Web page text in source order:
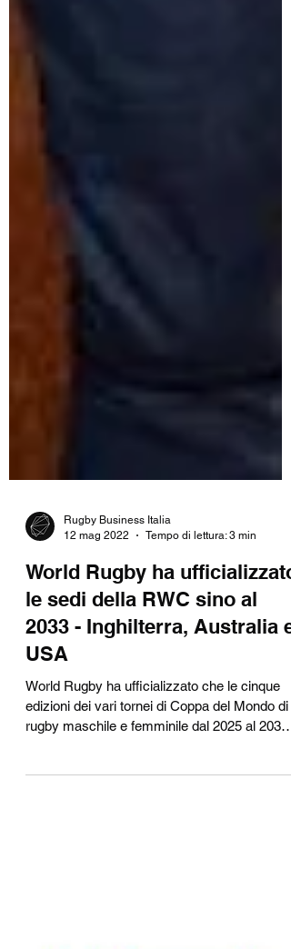
Rugby Business Italia
12 mag 2022
Tempo di lettura: 3 min
World Rugby ha ufficializzato
le sedi della RWC sino al
2033 - Inghilterra, Australia e
USA
edizioni dei vari tornei di Coppa del Mondo di